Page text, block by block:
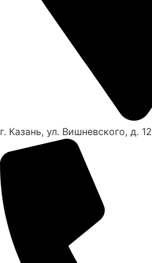
г. Казань, ул. Вишневского, д. 12